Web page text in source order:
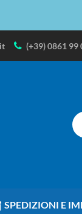
(+39) 0861 99
SPEDIZIONI E